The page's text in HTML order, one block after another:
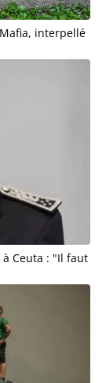
interpellé
Ceuta : "Il faut